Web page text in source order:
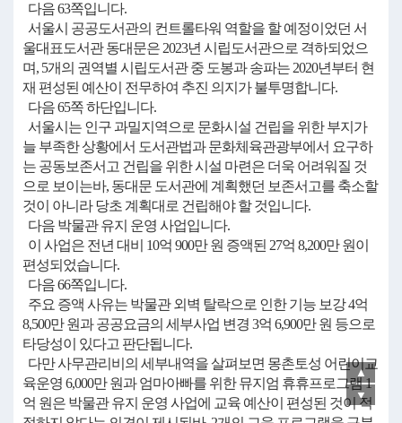
다음 63쪽입니다.
서울시 공공도서관의 컨트롤타워 역할을 할 예정이었던 서
울대표도서관 동대문은 2023년 시립도서관으로 격하되었으
며, 5개의 권역별 시립도서관 중 도봉과 송파는 2020년부터 현
재 편성된 예산이 전무하여 추진 의지가 불투명합니다.
다음 65쪽 하단입니다.
서울시는 인구 과밀지역으로 문화시설 건립을 위한 부지가
늘 부족한 상황에서 도서관법과 문화체육관광부에서 요구하
는 공동보존서고 건립을 위한 시설 마련은 더욱 어려워질 것
으로 보이는바, 동대문 도서관에 계획했던 보존서고를 축소할
것이 아니라 당초 계획대로 건립해야 할 것입니다.
다음 박물관 유지 운영 사업입니다.
이 사업은 전년 대비 10억 900만 원 증액된 27억 8,200만 원이
편성되었습니다.
다음 66쪽입니다.
주요 증액 사유는 박물관 외벽 탈락으로 인한 기능 보강 4억
8,500만 원과 공공요금의 세부사업 변경 3억 6,900만 원 등으로
타당성이 있다고 판단됩니다.
다만 사무관리비의 세부내역을 살펴보면 몽촌토성 어린이교
육운영 6,000만 원과 엄마아빠를 위한 뮤지엄 휴휴프로그램 1
억 원은 박물관 유지 운영 사업에 교육 예산이 편성된 것이 적
▲
▼